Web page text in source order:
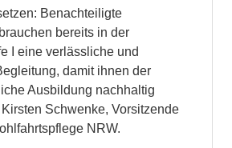
Benachteiligte
bereits in der
I eine verlässliche und
damit ihnen der
Ausbildung nachhaltig
Kirsten Schwenke, Vorsitzende
NRW.